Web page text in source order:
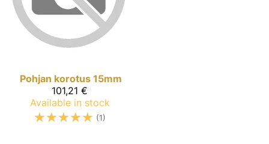
Pohjan korotus 15mm
101,21 €
Available in stock
☆☆☆☆☆ (1)